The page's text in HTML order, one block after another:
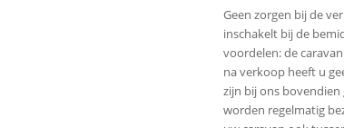
Geen zorgen bij de
inschakelt bij de
voordelen: de
na verkoop heeft u
zijn bij ons
worden regelmatig